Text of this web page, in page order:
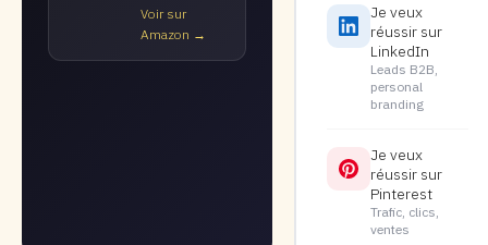
Voir sur
Amazon →
Je veux
réussir sur
LinkedIn
Leads B2B,
personal
branding
Je veux
réussir sur
Pinterest
Trafic, clics,
ventes